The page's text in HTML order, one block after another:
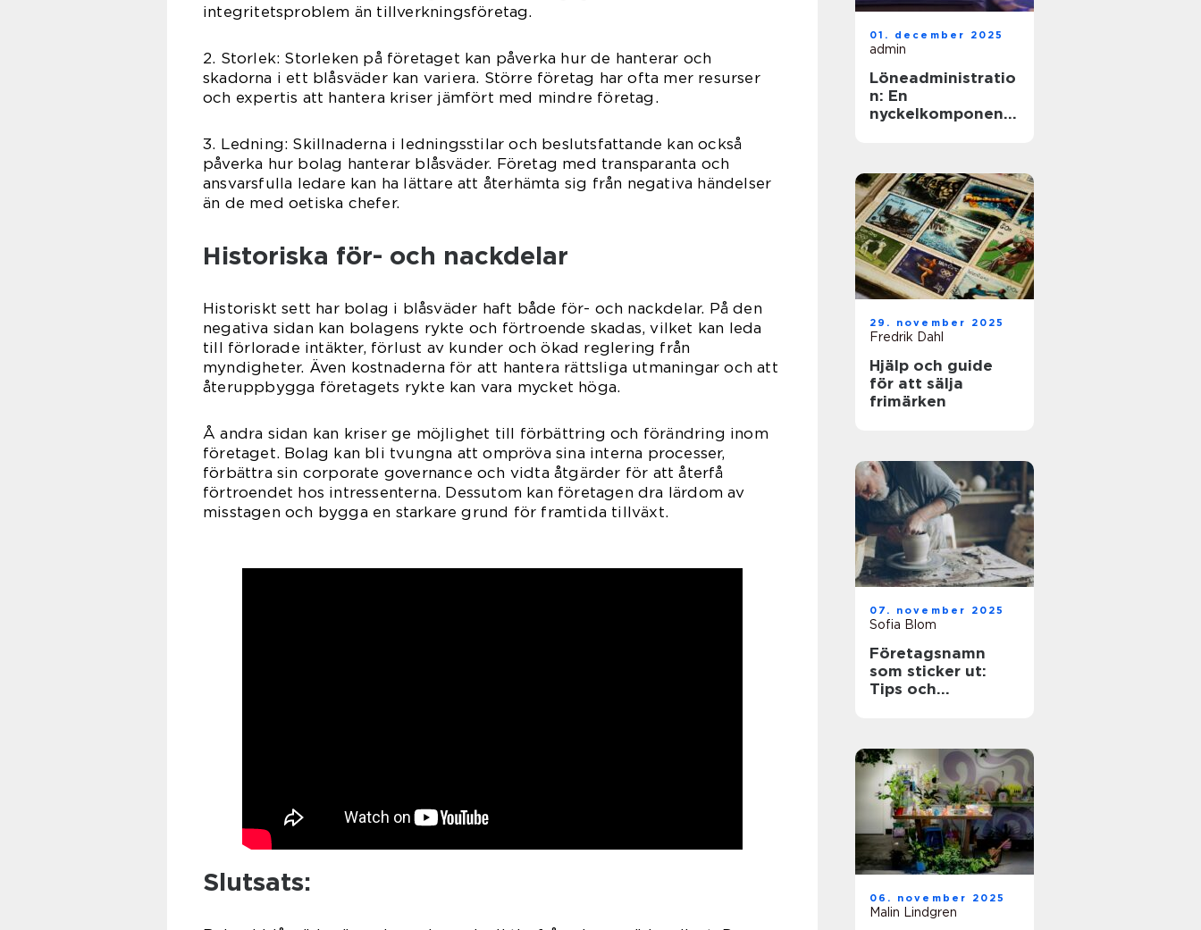
integritetsproblem än tillverkningsföretag.
2. Storlek: Storleken på företaget kan påverka hur de hanterar och
skadorna i ett blåsväder kan variera. Större företag har ofta mer resurser
och expertis att hantera kriser jämfört med mindre företag.
3. Ledning: Skillnaderna i ledningsstilar och beslutsfattande kan också
påverka hur bolag hanterar blåsväder. Företag med transparanta och
ansvarsfulla ledare kan ha lättare att återhämta sig från negativa händelser
än de med oetiska chefer.
Historiska för- och nackdelar
Historiskt sett har bolag i blåsväder haft både för- och nackdelar. På den
negativa sidan kan bolagens rykte och förtroende skadas, vilket kan leda
till förlorade intäkter, förlust av kunder och ökad reglering från
myndigheter. Även kostnaderna för att hantera rättsliga utmaningar och att
återuppbygga företagets rykte kan vara mycket höga.
Å andra sidan kan kriser ge möjlighet till förbättring och förändring inom
företaget. Bolag kan bli tvungna att ompröva sina interna processer,
förbättra sin corporate governance och vidta åtgärder för att återfå
förtroendet hos intressenterna. Dessutom kan företagen dra lärdom av
misstagen och bygga en starkare grund för framtida tillväxt.
Slutsats:
01. december 2025
admin
Löneadministratio
n: En
nyckelkomponent
29. november 2025
Fredrik Dahl
Hjälp och guide
för att sälja
frimärken
07. november 2025
Sofia Blom
Företagsnamn
som sticker ut:
Tips och
06. november 2025
Malin Lindgren